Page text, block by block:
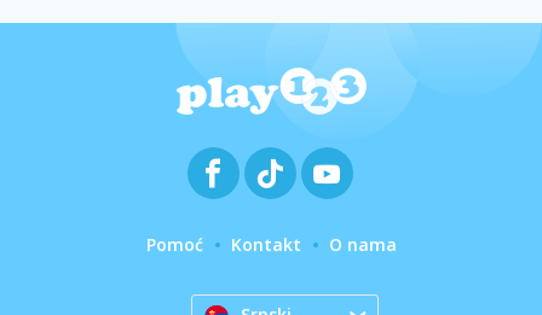
Pomoć Kontakt O nama